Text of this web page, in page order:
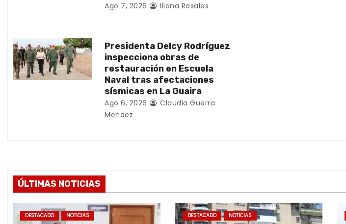
t
r
a
Ago 7, 2026 Iliana Rosales
Presidenta Delcy Rodríguez
inspecciona obras de
restauración en Escuela
Naval tras afectaciones
sísmicas en La Guaira
Ago 6, 2026
Claudia Guerra
Mendez
ÚLTIMAS NOTICIAS
DESTACADO NOTICIAS DESTACADO NOTICIAS